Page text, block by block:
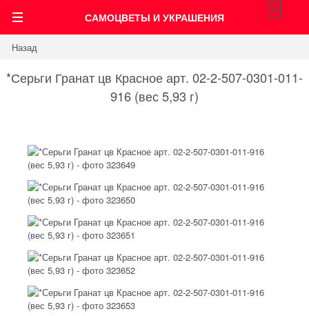
САМОЦВЕТЫ И УКРАШЕНИЯ
0
Назад
*Серьги Гранат цв Красное арт. 02-2-507-0301-011-
916 (вес 5,93 г)